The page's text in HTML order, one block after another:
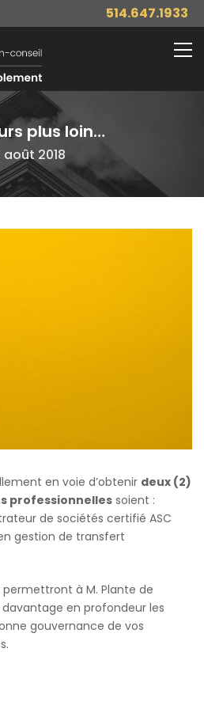
514.647.1933
plus loin…
août 2018
en voie d’obtenir deux (2)
professionnelles soient :
de sociétés certifié ASC
gestion de transfert
à M. Plante de
en profondeur les
gouvernance de vos